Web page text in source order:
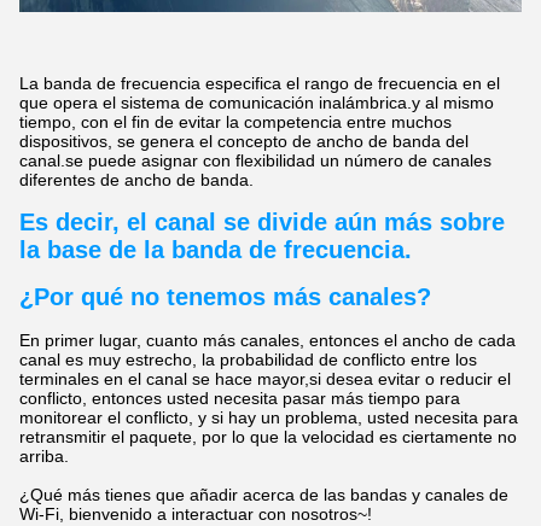
La banda de frecuencia especifica el rango de frecuencia en el
que opera el sistema de comunicación inalámbrica.y al mismo
tiempo, con el fin de evitar la competencia entre muchos
dispositivos, se genera el concepto de ancho de banda del
canal.se puede asignar con flexibilidad un número de canales
diferentes de ancho de banda.
Es decir, el canal se divide aún más sobre
la base de la banda de frecuencia.
¿Por qué no tenemos más canales?
En primer lugar, cuanto más canales, entonces el ancho de cada
canal es muy estrecho, la probabilidad de conflicto entre los
terminales en el canal se hace mayor,si desea evitar o reducir el
conflicto, entonces usted necesita pasar más tiempo para
monitorear el conflicto, y si hay un problema, usted necesita para
retransmitir el paquete, por lo que la velocidad es ciertamente no
arriba.
¿Qué más tienes que añadir acerca de las bandas y canales de
Wi-Fi, bienvenido a interactuar con nosotros~!